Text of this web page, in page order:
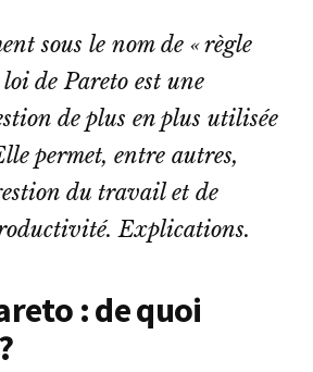
sous le nom de «règle
de Pareto est une
de plus en plus utilisée
permet, entre autres,
du travail et de
Explications.
: de quoi